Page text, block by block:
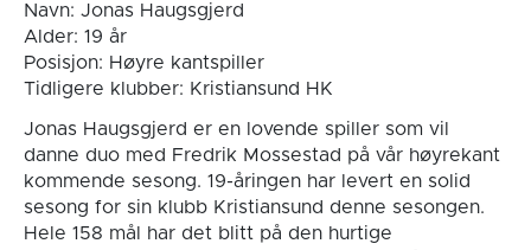
Navn: Jonas Haugsgjerd
Alder: 19 år
Posisjon: Høyre kantspiller
Tidligere klubber: Kristiansund HK
Jonas Haugsgjerd er en lovende spiller som vil
danne duo med Fredrik Mossestad på vår høyrekant
kommende sesong. 19-åringen har levert en solid
sesong for sin klubb Kristiansund denne sesongen.
Hele 158 mål har det blitt på den hurtige